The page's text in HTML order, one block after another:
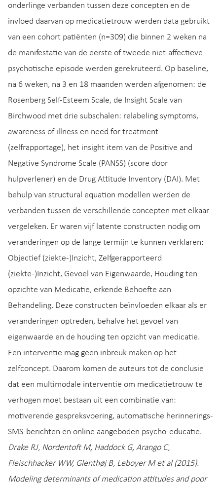
onderlinge verbanden tussen deze concepten en de
invloed daarvan op medicatietrouw werden data gebruikt
van een cohort patiënten (n=309) die binnen 2 weken na
de manifestatie van de eerste of tweede niet-affectieve
psychotische episode werden gerekruteerd. Op baseline,
na 6 weken, na 3 en 18 maanden werden afgenomen: de
Rosenberg Self-Esteem Scale, de Insight Scale van
Birchwood met drie subschalen: relabeling symptoms,
awareness of illness en need for treatment
(zelfrapportage), het insight item van de Positive and
Negative Syndrome Scale (PANSS) (score door
hulpverlener) en de Drug Attitude Inventory (DAI). Met
behulp van structural equation modellen werden de
verbanden tussen de verschillende concepten met elkaar
vergeleken. Er waren vijf latente constructen nodig om
veranderingen op de lange termijn te kunnen verklaren:
Objectief (ziekte-)Inzicht, Zelfgerapporteerd
(ziekte-)Inzicht, Gevoel van Eigenwaarde, Houding ten
opzichte van Medicatie, erkende Behoefte aan
Behandeling. Deze constructen beïnvloeden elkaar als er
veranderingen optreden, behalve het gevoel van
eigenwaarde en de houding ten opzicht van medicatie.
Een interventie mag geen inbreuk maken op het
zelfconcept. Daarom komen de auteurs tot de conclusie
dat een multimodale interventie om medicatietrouw te
verhogen moet bestaan uit een combinatie van:
motiverende gespreksvoering, automatische herinnerings-
SMS-berichten en online aangeboden psycho-educatie.
Drake RJ, Nordentoft M, Haddock G, Arango C,
Fleischhacker WW, Glenthøj B, Leboyer M et al (2015).
Modeling determinants of medication attitudes and poor